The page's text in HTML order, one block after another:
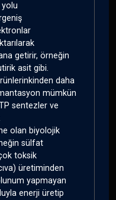
yolu
getirir, örneğin
asit gibi.
daha
mümkün
sentezler ve
olan biyolojik
sülfat
toksik
üretiminden
yapmayan
enerji üretip